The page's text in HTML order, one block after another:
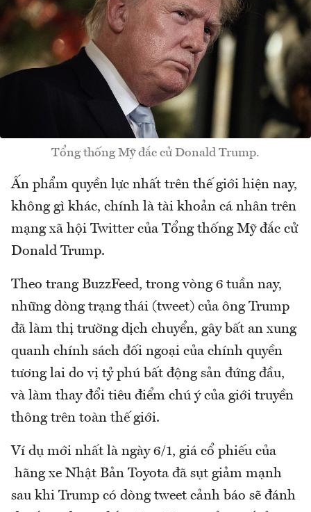
Tổng thống Mỹ đắc cử Donald Trump.
Ấn phẩm quyền lực nhất trên thế giới hiện nay,
không gì khác, chính là tài khoản cá nhân trên
mạng xã hội Twitter của Tổng thống Mỹ đắc cử
Donald Trump.
Theo trang BuzzFeed, trong vòng 6 tuần nay,
những dòng trạng thái (tweet) của ông Trump
đã làm thị trường dịch chuyển, gây bất an xung
quanh chính sách đối ngoại của chính quyền
tương lai do vị tỷ phú bất động sản đứng đầu,
và làm thay đổi tiêu điểm chú ý của giới truyền
thông trên toàn thế giới.
Ví dụ mới nhất là ngày 6/1, giá cổ phiếu của
hãng xe Nhật Bản Toyota đã sụt giảm mạnh
sau khi Trump có dòng tweet cảnh báo sẽ đánh